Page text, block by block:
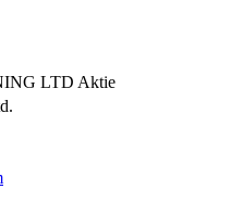
LTD Aktie